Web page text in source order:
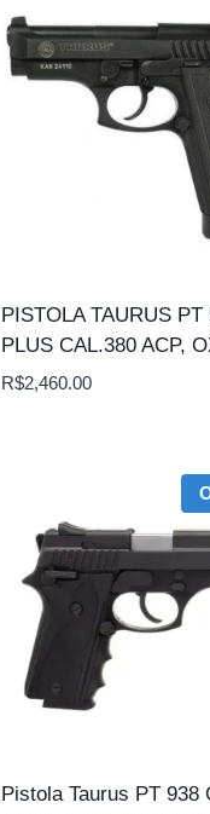
PISTOLA TAURUS PT
PLUS CAL.380 ACP,
R$2,460.00
Pistola Taurus PT 938